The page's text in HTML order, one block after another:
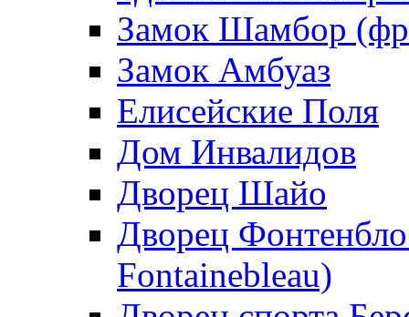
Замок Шамбор
Замок Амбуаз
Елисейские Поля
Дом Инвалидов
Дворец Шайо
Дворец
Fontainebleau)